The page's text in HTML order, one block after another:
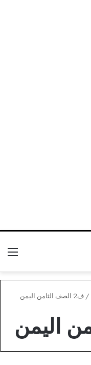
/ ف2 الصف الثامن اليمن